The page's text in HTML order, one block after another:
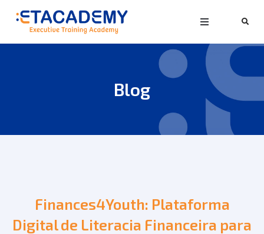
Blog
Finances4Youth: Plataforma
Digital de Literacia Financeira para